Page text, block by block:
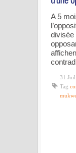
A 5
divisée
31
Tag